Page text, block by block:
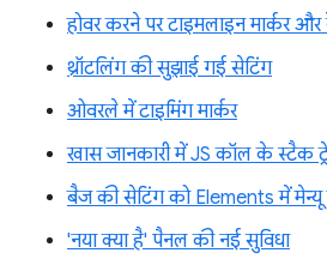
होवर करने पर टाइमलाइन मार्कर
थ्रॉटलिंग की सुझाई गई सेटिंग
ओवरले में टाइमिंग मार्कर
खास जानकारी में JS कॉल के स्टैक
बैज की सेटिंग को Elements में मेन्यू
'नया क्या है' पैनल की नई सुविधा